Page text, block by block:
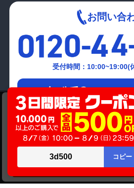
TSUKUMO eX.Computer QA7J-
Quadro P2200モデル
商品価格(税込)
オプション小計価格(税込)
商品合計価格(税込)
カートに入
お問い合
受付時間：10:00~19:00(
メールでの
お問い合わせはこちら
当サイトでは利用体験の向上およびコ
ラフィックの分析を目的としてCookie
サイトの閲覧を継続された場合、
のといたします。
承諾する